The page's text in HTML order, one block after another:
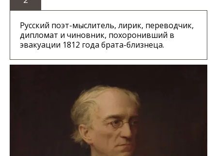
Русский поэт-мыслитель, лирик, переводчик,
дипломат и чиновник, похоронивший в
эвакуации 1812 года брата-близнеца.